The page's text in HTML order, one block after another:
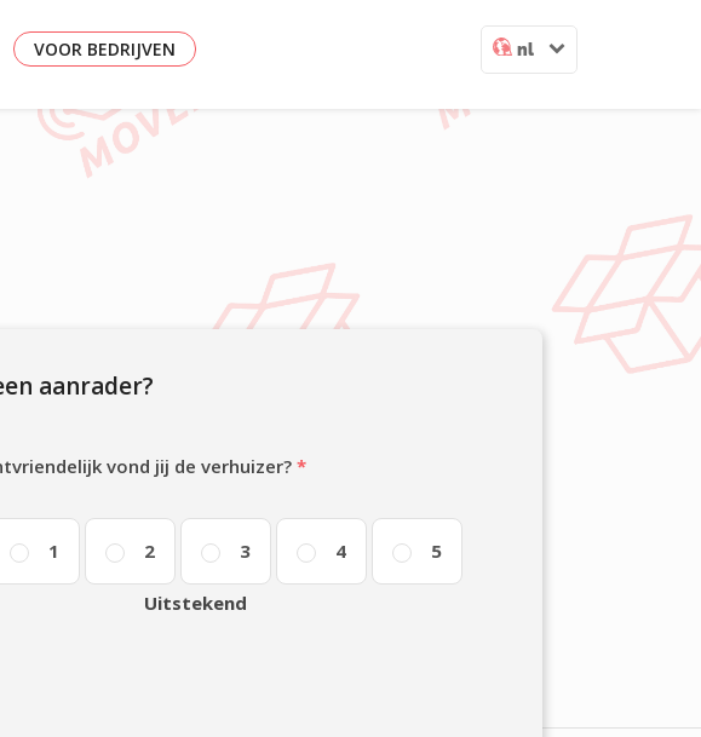
VOOR BEDRIJVEN nl
aanrader?
vond jij de verhuizer? *
1 2 3 4 5
Uitstekend